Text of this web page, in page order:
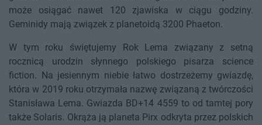
może osiągać nawet 120 zjawiska w ciągu godziny.
Geminidy mają związek z planetoidą 3200 Phaeton.
W tym roku świętujemy Rok Lema związany z setną
rocznicą urodzin słynnego polskiego pisarza science
fiction. Na jesiennym niebie łatwo dostrzeżemy gwiazdę,
która w 2019 roku otrzymała nazwę związaną z twórczości
Stanisława Lema. Gwiazda BD+14 4559 to od tamtej pory
także Solaris. Okrąża ją planeta Pirx odkryta przez polskich